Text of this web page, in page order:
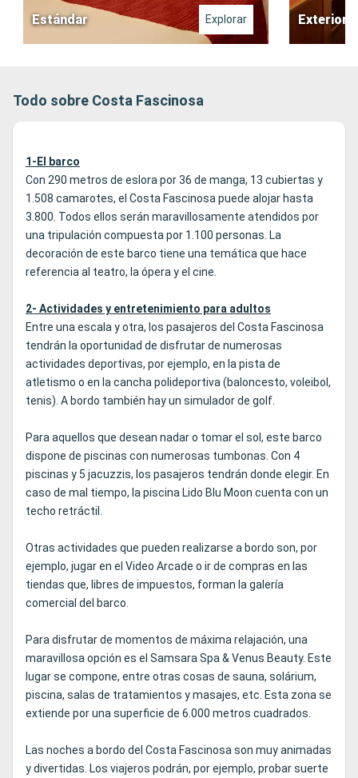
Estándar Explorar Exterior
Todo sobre Costa Fascinosa
1-El barco
Con 290 metros de eslora por 36 de manga, 13 cubiertas y
1.508 camarotes, el Costa Fascinosa puede alojar hasta
3.800. Todos ellos serán maravillosamente atendidos por
una tripulación compuesta por 1.100 personas. La
decoración de este barco tiene una temática que hace
referencia al teatro, la ópera y el cine.
2- Actividades y entretenimiento para adultos
Entre una escala y otra, los pasajeros del Costa Fascinosa
tendrán la oportunidad de disfrutar de numerosas
actividades deportivas, por ejemplo, en la pista de
atletismo o en la cancha polideportiva (baloncesto, voleibol,
tenis). A bordo también hay un simulador de golf.
Para aquellos que desean nadar o tomar el sol, este barco
dispone de piscinas con numerosas tumbonas. Con 4
piscinas y 5 jacuzzis, los pasajeros tendrán donde elegir. En
caso de mal tiempo, la piscina Lido Blu Moon cuenta con un
techo retráctil.
Otras actividades que pueden realizarse a bordo son, por
ejemplo, jugar en el Video Arcade o ir de compras en las
tiendas que, libres de impuestos, forman la galería
comercial del barco.
Para disfrutar de momentos de máxima relajación, una
maravillosa opción es el Samsara Spa & Venus Beauty. Este
lugar se compone, entre otras cosas de sauna, solárium,
piscina, salas de tratamientos y masajes, etc. Esta zona se
extiende por una superficie de 6.000 metros cuadrados.
Las noches a bordo del Costa Fascinosa son muy animadas
y divertidas. Los viajeros podrán, por ejemplo, probar suerte